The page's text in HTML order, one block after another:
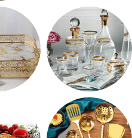
طقم ميلامين ترمس شاي
شربات وكاسات